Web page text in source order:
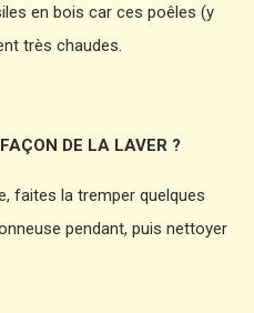
en bois car ces poêles (y
très chaudes.
DE LA LAVER ?
faites la tremper quelques
pendant, puis nettoyer